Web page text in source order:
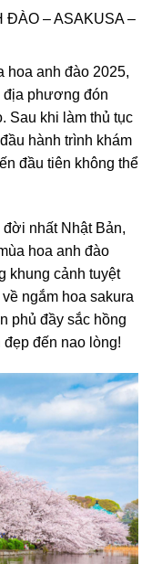
ĐÀO – ASAKUSA –
hoa anh đào 2025,
phương đón
Sau khi làm thủ tục
hành trình khám
đầu tiên không thể
nhất Nhật Bản,
hoa anh đào
khung cảnh tuyệt
ngắm hoa sakura
phủ đầy sắc hồng
đến nao lòng!